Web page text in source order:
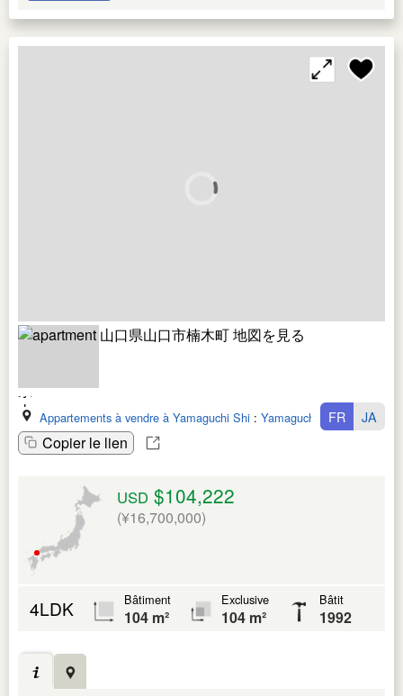
Appartements à vendre à Yamaguchi Shi : Yamaguchi Ken
Copier le lien
FR JA
USD $104,222
(¥16,700,000)
4LDK Bâtiment
104 m²
Exclusive
104 m²
Bâtit
1992